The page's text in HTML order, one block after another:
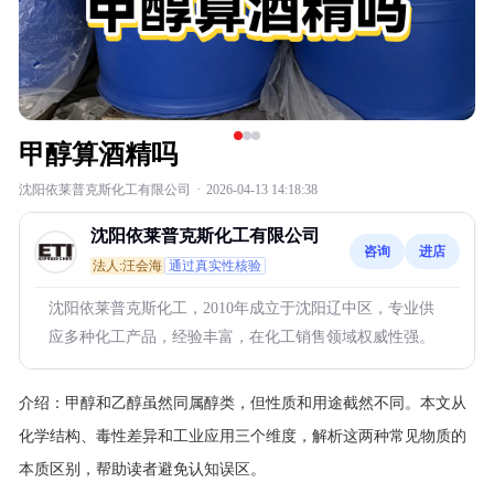
甲醇算酒精吗
沈阳依莱普克斯化工有限公司 · 2026-04-13 14:18:38
沈阳依莱普克斯化工有限公司
法人:汪会海 通过真实性核验
咨询 进店
沈阳依莱普克斯化工，2010年成立于沈阳辽中区，专业供
应多种化工产品，经验丰富，在化工销售领域权威性强。
介绍： 甲醇和乙醇虽然同属醇类，但性质和用途截然不同。本文从
化学结构、毒性差异和工业应用三个维度，解析这两种常见物质的
本质区别，帮助读者避免认知误区。